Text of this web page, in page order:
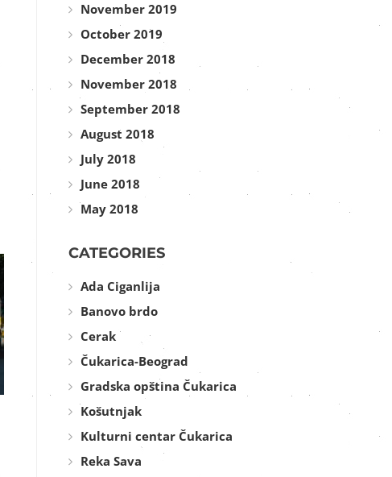
November 2019
October 2019
December 2018
November 2018
September 2018
August 2018
July 2018
June 2018
May 2018
CATEGORIES
Ada Ciganlija
Banovo brdo
Cerak
Čukarica-Beograd
Gradska opština Čukarica
Košutnjak
Kulturni centar Čukarica
Reka Sava